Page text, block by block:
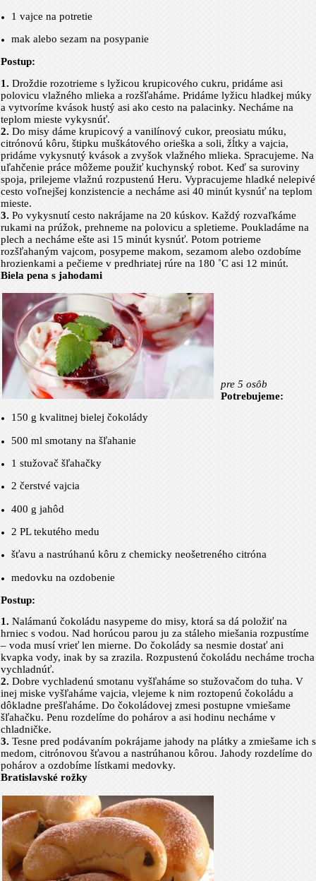
1 vajce na potretie
mak alebo sezam na posypanie
Postup:
1. Droždie rozotrieme s lyžicou krupicového cukru, pridáme asi
polovicu vlažného mlieka a rozšľaháme. Pridáme lyžicu hladkej múky
a vytvoríme kvások hustý asi ako cesto na palacinky. Necháme na
teplom mieste vykysnúť.
2. Do misy dáme krupicový a vanilínový cukor, preosiatu múku,
citrónovú kôru, štipku muškátového orieška a soli, žĺtky a vajcia,
pridáme vykysnutý kvások a zvyšok vlažného mlieka. Spracujeme. Na
uľahčenie práce môžeme použiť kuchynský robot. Keď sa suroviny
spoja, prilejeme vlažnú rozpustenú Heru. Vypracujeme hladké nelepivé
cesto voľnejšej konzistencie a necháme asi 40 minút kysnúť na teplom
mieste.
3. Po vykysnutí cesto nakrájame na 20 kúskov. Každý rozvaľkáme
rukami na prúžok, prehneme na polovicu a spletieme. Poukladáme na
plech a necháme ešte asi 15 minút kysnúť. Potom potrieme
rozšľahaným vajcom, posypeme makom, sezamom alebo ozdobíme
hrozienkami a pečieme v predhriatej rúre na 180 ˚C asi 12 minút.
Biela pena s jahodami
pre 5 osôb
Potrebujeme:
150 g kvalitnej bielej čokolády
500 ml smotany na šľahanie
1 stužovač šľahačky
2 čerstvé vajcia
400 g jahôd
2 PL tekutého medu
šťavu a nastrúhanú kôru z chemicky neošetreného citróna
medovku na ozdobenie
Postup:
1. Nalámanú čokoládu nasypeme do misy, ktorá sa dá položiť na
hrniec s vodou. Nad horúcou parou ju za stáleho miešania rozpustíme
– voda musí vrieť len mierne. Do čokolády sa nesmie dostať ani
kvapka vody, inak by sa zrazila. Rozpustenú čokoládu necháme trocha
vychladnúť.
2. Dobre vychladenú smotanu vyšľaháme so stužovačom do tuha. V
inej miske vyšľaháme vajcia, vlejeme k nim roztopenú čokoládu a
dôkladne prešľaháme. Do čokoládovej zmesi postupne vmiešame
šľahačku. Penu rozdelíme do pohárov a asi hodinu necháme v
chladničke.
3. Tesne pred podávaním pokrájame jahody na plátky a zmiešame ich s
me­dom, citrónovou šťavou a nastrúhanou kôrou. Jahody rozdelíme do
pohárov a ozdobíme lístkami medovky.
Bratislavské rožky